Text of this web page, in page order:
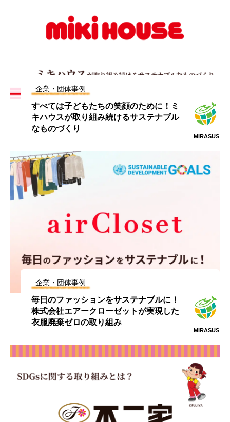
企業・団体事例
すべては子どもたちの笑顔のために！ミ
キハウスが取り組み続けるサステナブル
なものづくり
MIRASUS
企業・団体事例
毎日のファッションをサステナブルに！
株式会社エアークローゼットが実現した
衣服廃棄ゼロの取り組み
MIRASUS